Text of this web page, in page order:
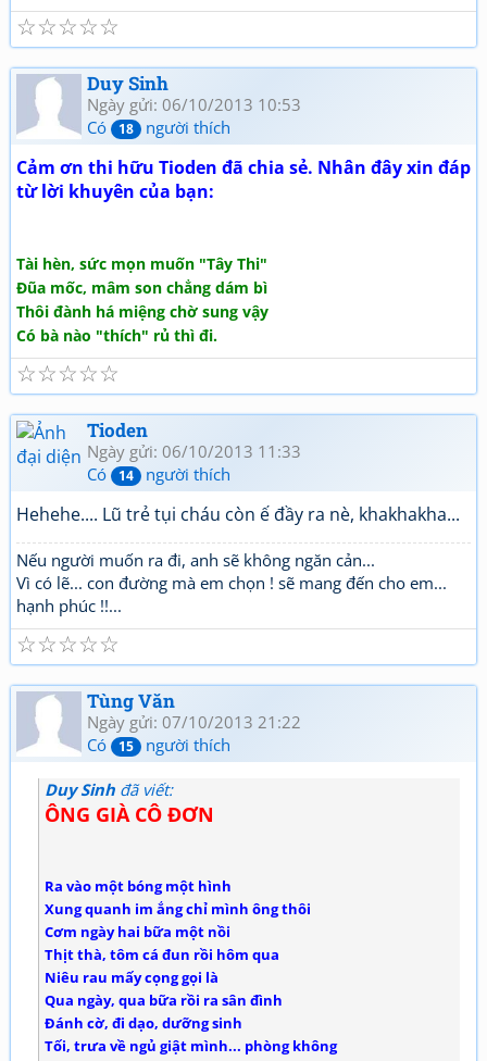
☆
☆
☆
☆
☆
Duy Sinh
Ngày gửi: 06/10/2013 10:53
Có
18 người thích
Cảm ơn thi hữu Tioden đã chia sẻ. Nhân đây xin đáp
từ lời khuyên của bạn:
Tài hèn, sức mọn muốn "Tây Thi"
Đũa mốc, mâm son chẳng dám bì
Thôi đành há miệng chờ sung vậy
Có bà nào "thích" rủ thì đi.
☆
☆
☆
☆
☆
Tioden
Ngày gửi: 06/10/2013 11:33
Có
14 người thích
Hehehe.... Lũ trẻ tụi cháu còn ế đầy ra nè, khakhakha...
Nếu người muốn ra đi, anh sẽ không ngăn cản...
Vì có lẽ... con đường mà em chọn ! sẽ mang đến cho em...
hạnh phúc !!...
☆
☆
☆
☆
☆
Tùng Văn
Ngày gửi: 07/10/2013 21:22
Có
15 người thích
Duy Sinh đã viết:
ÔNG GIÀ CÔ ĐƠN
Ra vào một bóng một hình
Xung quanh im ắng chỉ mình ông thôi
Cơm ngày hai bữa một nồi
Thịt thà, tôm cá đun rồi hôm qua
Niêu rau mấy cọng gọi là
Qua ngày, qua bữa rồi ra sân đình
Đánh cờ, đi dạo, dưỡng sinh
Tối, trưa về ngủ giật mình... phòng không